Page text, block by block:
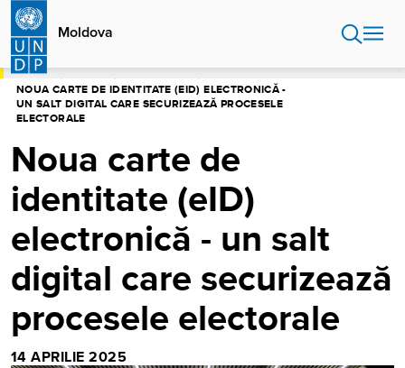
Sari
conținutul
principal
Moldova
ACASĂMOLDOVACENTRU MEDIA
NOUA CARTE DE IDENTITATE (EID) ELECTRONICĂ -
UN SALT DIGITAL CARE SECURIZEAZĂ PROCESELE
ELECTORALE
Noua carte de
identitate (eID)
electronică - un salt
digital care securizează
procesele electorale
14 APRILIE 2025